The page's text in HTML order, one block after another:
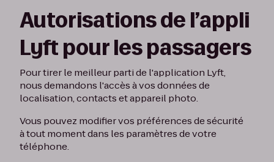
Autorisations de l’appli
Lyft pour les passagers
Pour tirer le meilleur parti de l'application Lyft,
nous demandons l'accès à vos données de
localisation, contacts et appareil photo.
Vous pouvez modifier vos préférences de sécurité
à tout moment dans les paramètres de votre
téléphone.